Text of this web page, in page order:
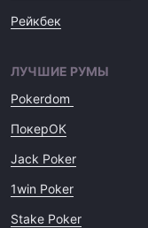
Рейкбек
ЛУЧШИЕ РУМЫ
Pokerdom
ПокерОК
Jack Poker
1win Poker
Stake Poker